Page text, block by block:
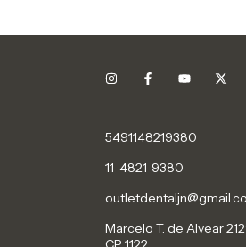
5491148219380
11-4821-9380
Marcelo T. de Alvear